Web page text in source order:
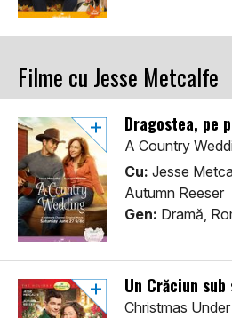
Filme cu Jesse Metcalfe
Dragostea, pe
A Country
Cu: Jesse
Autumn Reeser
Gen: Dramă,
Un Crăciun
Christmas